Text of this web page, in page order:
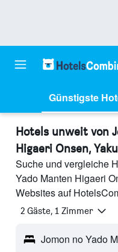
Günstigste
Hotels unweit von
Higaeri Onsen,
Suche und vergleiche
Yado Manten Higaeri
Websites auf
2 Gäste, 1 Zimmer